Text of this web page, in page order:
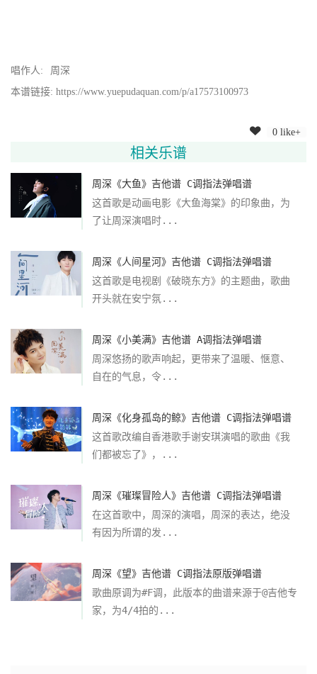
唱作人:
周深
本谱链接: https://www.yuepudaquan.com/p/a17573100973
0 like+
相关乐谱
周深《大鱼》吉他谱 C调指法弹唱谱
这首歌是动画电影《大鱼海棠》的印象曲，为
了让周深演唱时...
周深《人间星河》吉他谱 C调指法弹唱谱
这首歌是电视剧《破晓东方》的主题曲，歌曲
开头就在安宁氛...
周深《小美满》吉他谱 A调指法弹唱谱
周深悠扬的歌声响起，更带来了温暖、惬意、
自在的气息，令...
周深《化身孤岛的鲸》吉他谱 C调指法弹唱谱
这首歌改编自香港歌手谢安琪演唱的歌曲《我
们都被忘了》，...
周深《璀璨冒险人》吉他谱 C调指法弹唱谱
在这首歌中，周深的演唱，周深的表达，绝没
有因为所谓的发...
周深《望》吉他谱 C调指法原版弹唱谱
歌曲原调为#F调，此版本的曲谱来源于@吉他专
家，为4/4拍的...